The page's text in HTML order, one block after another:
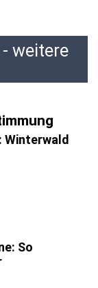
- weitere
So